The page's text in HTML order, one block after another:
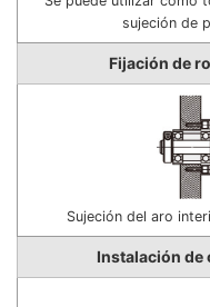
sujeción de
Fijación de
Sujeción del aro
Instalación de